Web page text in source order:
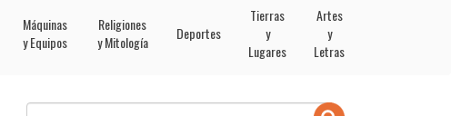
Máquinas
y Equipos
Religiones
y Mitología
Deportes
Tierras
y
Lugares
Artes
y
Letras